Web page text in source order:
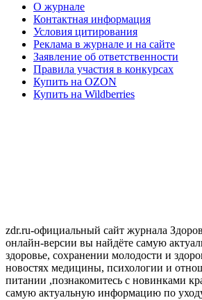
О журнале
Контактная информация
Условия цитирования
Реклама в журнале и на сайте
Заявление об ответственности
Правила участия в конкурсах
Купить на OZON
Купить на Wildberries
zdr.ru-официальный сайт журнала
онлайн-версии вы найдёте самую
здоровье, сохранении молодости и
новостях медицины, психологии и
питании ,познакомитесь с новинками
самую актуальную информацию по